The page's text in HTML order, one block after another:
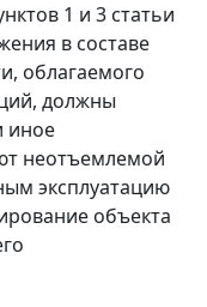
1 и 3 статьи
в составе
облагаемого
должны
иное
неотъемлемой
эксплуатацию
объекта